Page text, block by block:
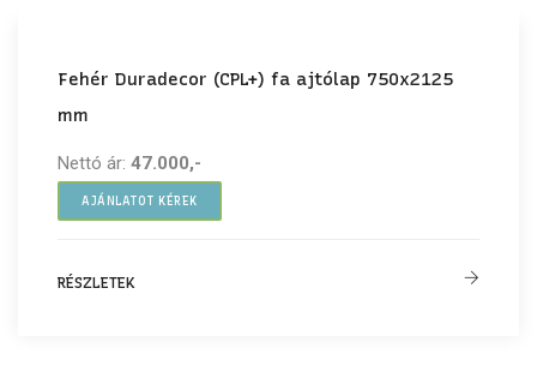
Fehér Duradecor (CPL+) fa ajtólap 750x2125
mm
Nettó ár: 47.000,-
AJÁNLATOT KÉREK
RÉSZLETEK